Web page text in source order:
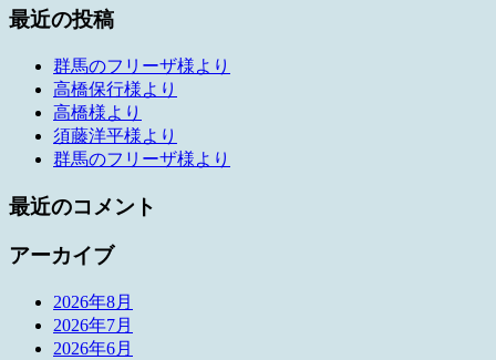
最近の投稿
群馬のフリーザ様より
高橋保行様より
高橋様より
須藤洋平様より
群馬のフリーザ様より
最近のコメント
アーカイブ
2026年8月
2026年7月
2026年6月